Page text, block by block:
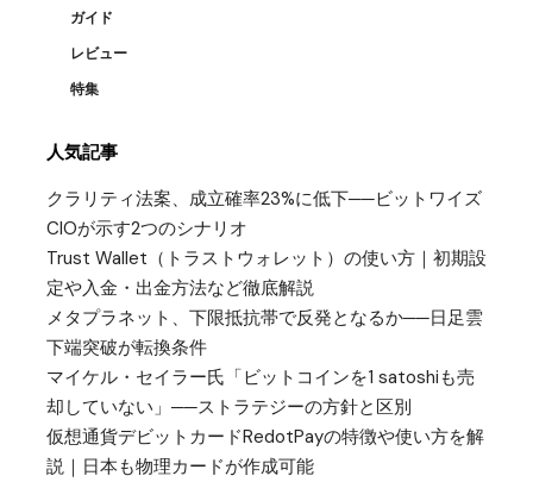
ガイド
レビュー
特集
人気記事
クラリティ法案、成立確率23%に低下──ビットワイズ
CIOが示す2つのシナリオ
Trust Wallet（トラストウォレット）の使い方｜初期設
定や入金・出金方法など徹底解説
メタプラネット、下限抵抗帯で反発となるか──日足雲
下端突破が転換条件
マイケル・セイラー氏「ビットコインを1 satoshiも売
却していない」──ストラテジーの方針と区別
仮想通貨デビットカードRedotPayの特徴や使い方を解
説｜日本も物理カードが作成可能